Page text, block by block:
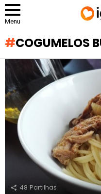
Menu
COGUMELOS
RECOMENDADOS
48 Partilhas